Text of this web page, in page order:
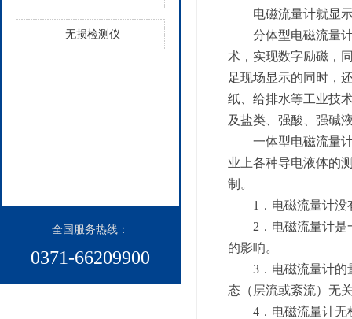
0371-66209900
全国服务热线：​
无损检测仪
电磁流量计就显
分体型电磁流量
术，实现数字励磁，
足现场显示的同时，
纸、给排水等工业技
及盐类、强酸、强碱
一体型电磁流量
业上各种导电液体的
制。
1．电磁流量计
2．电磁流量计
的影响。
3．电磁流量计的
态（层流或紊流）无
4．电磁流量计